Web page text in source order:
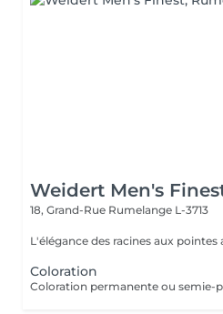
Weidert Men's
18, Grand-Rue Rumelange L-3713
L'élégance des racines aux pointes
Coloration